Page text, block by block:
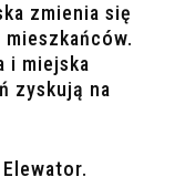
zmienia się
i miejska
zyskują na